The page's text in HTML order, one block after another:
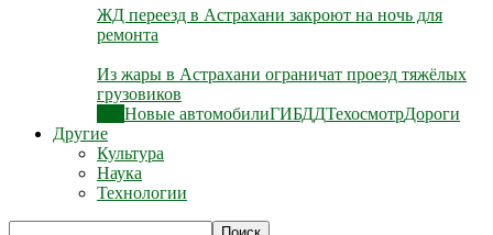
ЖД переезд в Астрахани закроют на ночь для
ремонта
Из жары в Астрахани ограничат проезд тяжёлых
грузовиков
Новые автомобилиГИБДДТехосмотрДороги
Другие
Культура
Наука
Технологии